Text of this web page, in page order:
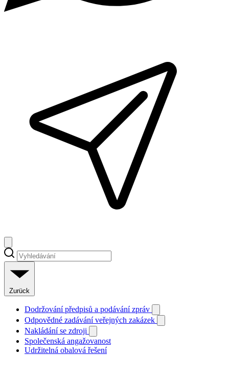
Zurück
Dodržování předpisů a podávání zpráv
Odpovědné zadávání veřejných zakázek
Nakládání se zdroji
Společenská angažovanost
Udržitelná obalová řešení